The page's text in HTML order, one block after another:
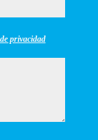
privacidad